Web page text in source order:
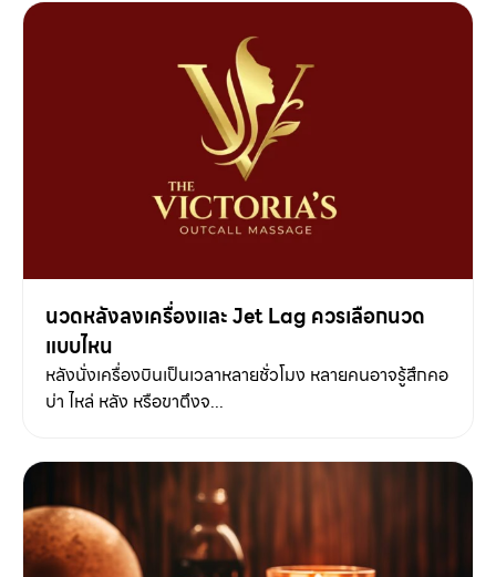
นวดหลังลงเครื่องและ Jet Lag ควรเลือกนวด
แบบไหน
หลังนั่งเครื่องบินเป็นเวลาหลายชั่วโมง หลายคนอาจรู้สึกคอ
บ่า ไหล่ หลัง หรือขาตึงจ...